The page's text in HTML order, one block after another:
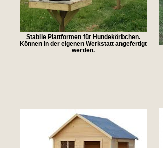
Stabile Plattformen für Hundekörbchen.
Können in der eigenen Werkstatt angefertigt
werden.